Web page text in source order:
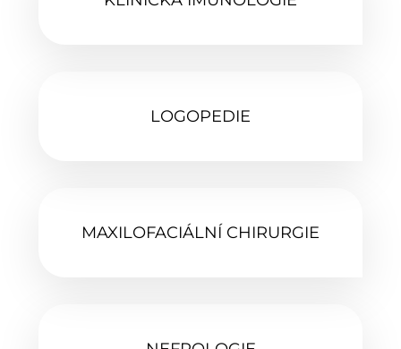
LOGOPEDIE‎
MAXILOFACIÁLNÍ CHIRURGIE‎